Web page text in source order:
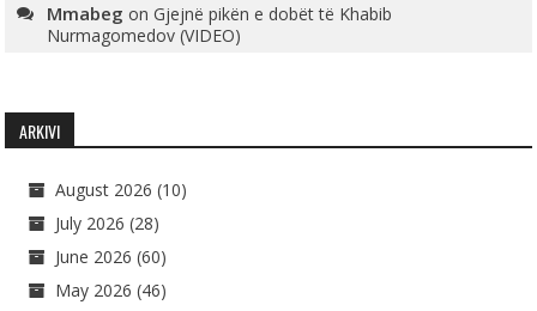
Mmabeg onGjejnë pikën e dobët të Khabib
Nurmagomedov (VIDEO)
ARKIVI
August 2026 (10)
July 2026 (28)
June 2026 (60)
May 2026 (46)